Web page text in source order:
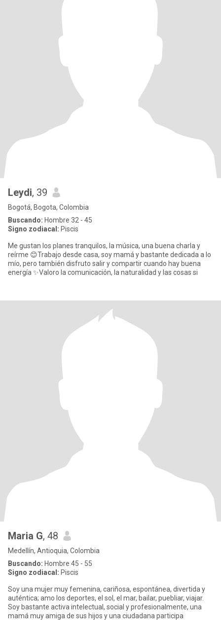
Leydi, 39
Bogotá, Bogota, Colombia
Buscando: Hombre 32 - 45
Signo zodiacal: Piscis
Me gustan los planes tranquilos, la música, una buena charla y
reírme 😊Trabajo desde casa, soy mamá y bastante dedicada a lo
mío, pero también disfruto salir y compartir cuando hay buena
energía ✨Valoro la comunicación, la naturalidad y las cosas si
Maria G, 48
Medellín, Antioquia, Colombia
Buscando: Hombre 45 - 55
Signo zodiacal: Piscis
Soy una mujer muy femenina, cariñosa, espontánea, divertida y
auténtica; amo los deportes, el sol, el mar, bailar, puebliar, viajar.
Soy bastante activa intelectual, social y profesionalmente, una
mamá muy amiga de sus hijos y una ciudadana participa